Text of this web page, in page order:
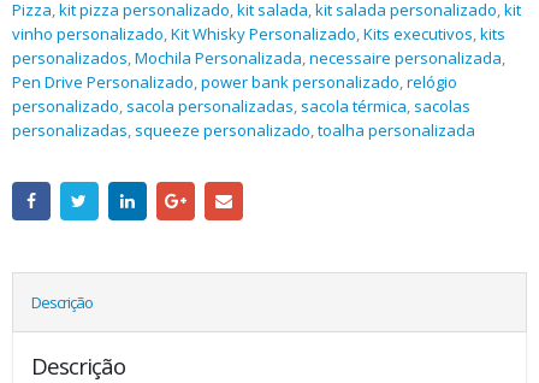
Pizza,kit pizza personalizado,kit salada,kit salada personalizado,kit
vinho personalizado,Kit Whisky Personalizado,Kits executivos,kits
personalizados,Mochila Personalizada,necessaire personalizada,
Pen Drive Personalizado,power bank personalizado,relógio
personalizado, sacola personalizadas, sacola térmica, sacolas
personalizadas, squeeze personalizado,toalha personalizada
Descrição
Descrição